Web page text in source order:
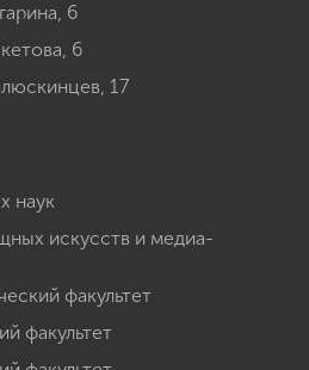
6
6
17
наук
искусств и медиа-
факультет
факультет